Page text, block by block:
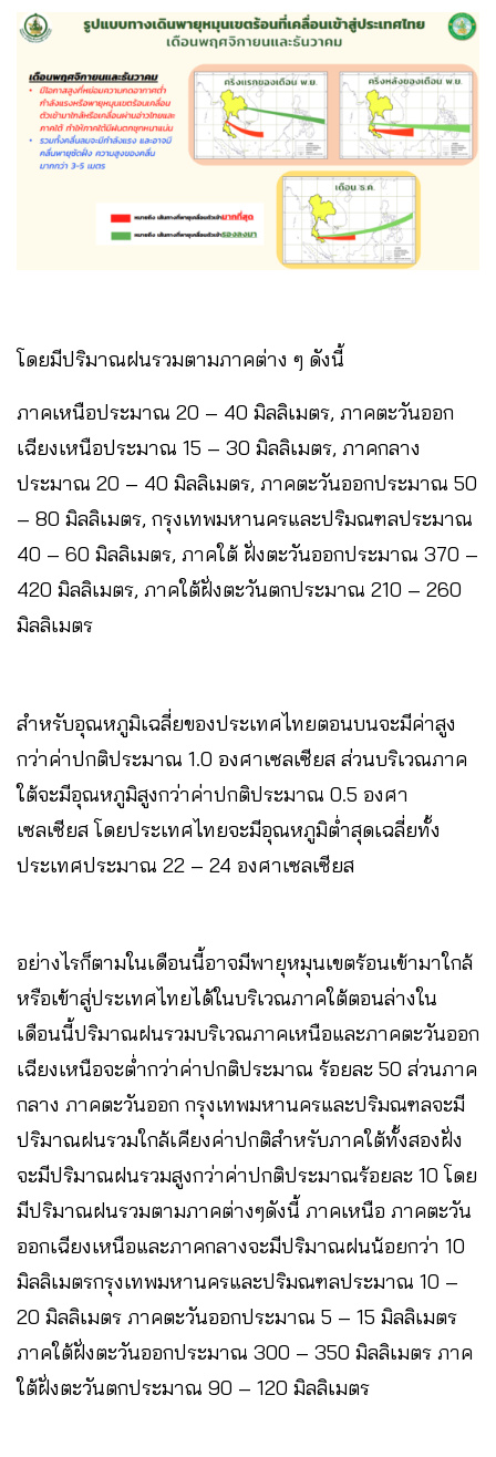
โดยมีปริมาณฝนรวมตามภาคต่าง ๆ ดังนี้
ภาคเหนือประมาณ 20 – 40 มิลลิเมตร, ภาคตะวันออก
เฉียงเหนือประมาณ 15 – 30 มิลลิเมตร, ภาคกลาง
ประมาณ 20 – 40 มิลลิเมตร, ภาคตะวันออกประมาณ 50
– 80 มิลลิเมตร, กรุงเทพมหานครและปริมณฑลประมาณ
40 – 60 มิลลิเมตร, ภาคใต้ ฝั่งตะวันออกประมาณ 370 –
420 มิลลิเมตร, ภาคใต้ฝั่งตะวันตกประมาณ 210 – 260
มิลลิเมตร
สำหรับอุณหภูมิเฉลี่ยของประเทศไทยตอนบนจะมีค่าสูง
กว่าค่าปกติประมาณ 1.0 องศาเซลเซียส ส่วนบริเวณภาค
ใต้จะมีอุณหภูมิสูงกว่าค่าปกติประมาณ 0.5 องศา
เซลเซียส โดยประเทศไทยจะมีอุณหภูมิต่ำสุดเฉลี่ยทั้ง
ประเทศประมาณ 22 – 24 องศาเซลเซียส
อย่างไรก็ตามในเดือนนี้อาจมีพายุหมุนเขตร้อนเข้ามาใกล้
หรือเข้าสู่ประเทศไทยได้ในบริเวณภาคใต้ตอนล่างใน
เดือนนี้ปริมาณฝนรวมบริเวณภาคเหนือและภาคตะวันออก
เฉียงเหนือจะต่ำกว่าค่าปกติประมาณ ร้อยละ 50 ส่วนภาค
กลาง ภาคตะวันออก กรุงเทพมหานครและปริมณฑลจะมี
ปริมาณฝนรวมใกล้เคียงค่าปกติสำหรับภาคใต้ทั้งสองฝั่ง
จะมีปริมาณฝนรวมสูงกว่าค่าปกติประมาณร้อยละ 10 โดย
มีปริมาณฝนรวมตามภาคต่างๆดังนี้ ภาคเหนือ ภาคตะวัน
ออกเฉียงเหนือและภาคกลางจะมีปริมาณฝนน้อยกว่า 10
มิลลิเมตรกรุงเทพมหานครและปริมณฑลประมาณ 10 –
20 มิลลิเมตร ภาคตะวันออกประมาณ 5 – 15 มิลลิเมตร
ภาคใต้ฝั่งตะวันออกประมาณ 300 – 350 มิลลิเมตร ภาค
ใต้ฝั่งตะวันตกประมาณ 90 – 120 มิลลิเมตร